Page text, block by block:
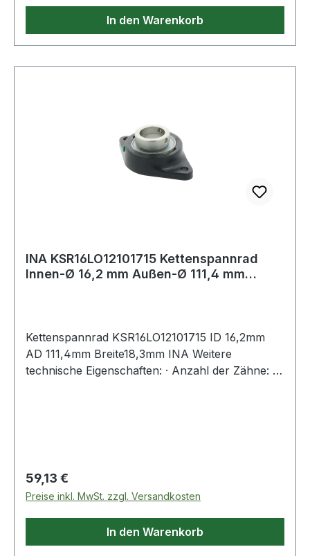
In den Warenkorb
INA KSR16LO12101715 Kettenspannrad
Innen-Ø 16,2 mm Außen-Ø 111,4 mm
Kettenspannrad KSR16LO12101715 ID 16,2mm
AD 111,4mm Breite18,3mm INA Weitere
technische Eigenschaften: · Anzahl der Zähne: 17
Regulärer Preis:
59,13 €
Preise inkl. MwSt. zzgl. Versandkosten
In den Warenkorb